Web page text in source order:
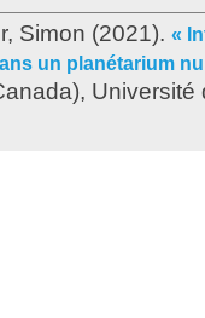
Simon (2021). «
un planétarium